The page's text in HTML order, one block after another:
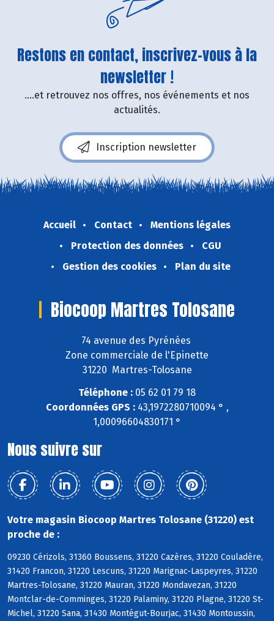
Restons en contact, inscrivez-vous à la
newsletter !
....et retrouvez nos offres, nos événements et nos
actualités.
Inscription newsletter
Accueil Contact
Mentions légales
Protection des données
CGU
Gestion des cookies
Plan du site
Biocoop Martres Tolosane
74 avenue des Pyrénées
Zone commerciale de l'Epinette
31220 Martres-Tolosane
Téléphone : 05 62 01 79 18
Coordonnées GPS :43,1972280710094 ° ,
1,00096604830171 °
Nous suivre sur
Votre magasin Biocoop Martres Tolosane (31220) est
proche de :
09230 Cérizols, 31360 Boussens, 31220 Cazères, 31220 Couladère,
31420 Francon, 31220 Lescuns, 31220 Marignac-Laspeyres, 31220
Martres-Tolosane, 31220 Mauran, 31220 Mondavezan, 31220
Montclar-de-Comminges, 31220 Palaminy, 31220 Plagne, 31220 St-
Michel, 31220 Sana, 31430 Montégut-Bourjac, 31430 Montoussin,